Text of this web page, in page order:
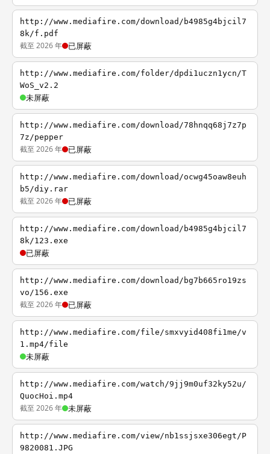
http://www.mediafire.com/download/b4985g4bjcil7
8k/f.pdf
截至 2026 年 已屏蔽
http://www.mediafire.com/folder/dpdi1uczn1ycn/T
WoS_v2.2
未屏蔽
http://www.mediafire.com/download/78hnqq68j7z7p
7z/pepper
截至 2026 年 已屏蔽
http://www.mediafire.com/download/ocwg45oaw8euh
b5/diy.rar
截至 2026 年 已屏蔽
http://www.mediafire.com/download/b4985g4bjcil7
8k/123.exe
已屏蔽
http://www.mediafire.com/download/bg7b665ro19zs
vo/156.exe
截至 2026 年 已屏蔽
http://www.mediafire.com/file/smxvyid408fi1me/v
1.mp4/file
未屏蔽
http://www.mediafire.com/watch/9jj9m0uf32ky52u/
QuocHoi.mp4
截至 2026 年 未屏蔽
http://www.mediafire.com/view/nb1ssjsxe306egt/P
9820081.JPG